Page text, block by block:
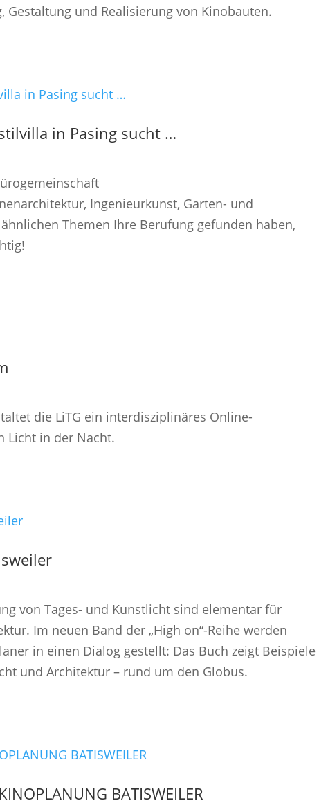
Gestaltung und Realisierung von Kinobauten.
in Pasing sucht …
Ingenieurkunst, Garten- und
Themen Ihre Berufung gefunden haben,
die LiTG ein interdisziplinäres Online-
Licht in der Nacht.
von Tages- und Kunstlicht sind elementar für
Im neuen Band der „High on“-Reihe werden
in einen Dialog gestellt: Das Buch zeigt Beispiele
und Architektur – rund um den Globus.
BATISWEILER